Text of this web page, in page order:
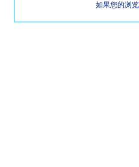
如果您的浏